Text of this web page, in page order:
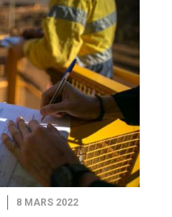
8 MARS 2022